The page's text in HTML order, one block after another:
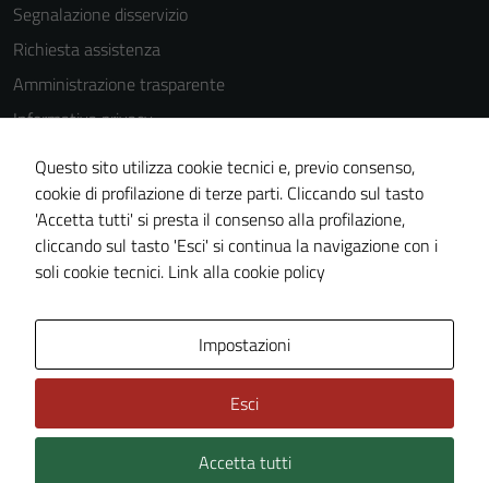
Segnalazione disservizio
Richiesta assistenza
Amministrazione trasparente
Informativa privacy
Cookie Policy
Note legali
Dichiarazione di accessibilità
Piano di miglioramento del sito
Technical Design s.r.l.
Questo sito utilizza cookie tecnici e, previo consenso,
cookie di profilazione di terze parti. Cliccando sul tasto
'Accetta tutti' si presta il consenso alla profilazione,
cliccando sul tasto 'Esci' si continua la navigazione con i
soli cookie tecnici. Link alla cookie policy
Impostazioni
Esci
Accetta tutti